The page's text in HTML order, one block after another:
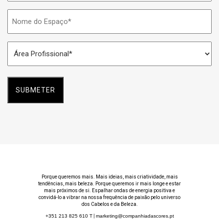
do
Espaço
Profissional
*
Porque queremos mais. Mais ideias, mais criatividade, mais
tendências, mais beleza. Porque queremos ir mais longe e estar
mais próximos de si. Espalhar ondas de energia positiva e
convidá-lo a vibrar na nossa frequência de paixão pelo universo
dos Cabelos e da Beleza.
+351 213 825 610 T| marketing@companhiadascores.pt